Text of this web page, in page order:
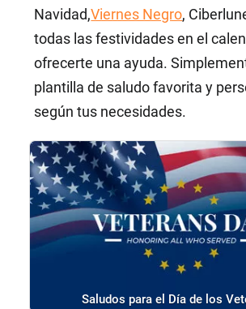
Navidad,Viernes Negro,
todas las festividades en el
ofrecerte una ayuda.
plantilla de saludo favorita y
según tus necesidades.
Saludos para el Día de los